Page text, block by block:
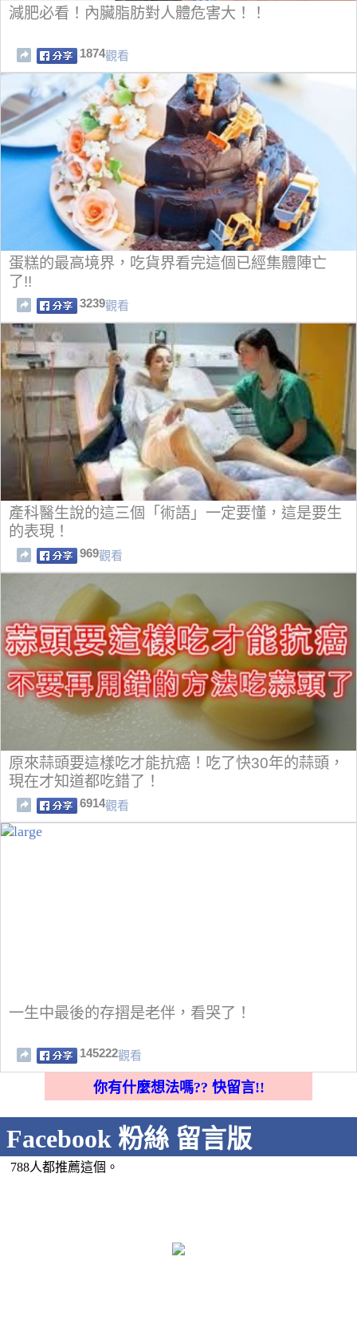
減肥必看！內臟脂肪對人體危害大！！
1874觀看
蛋糕的最高境界，吃貨界看完這個已經集體陣亡
了!!
3239觀看
產科醫生說的這三個「術語」一定要懂，這是要生
的表現！
969觀看
原來蒜頭要這樣吃才能抗癌！吃了快30年的蒜頭，
現在才知道都吃錯了！
6914觀看
一生中最後的存摺是老伴，看哭了！
145222觀看
你有什麼想法嗎?? 快留言!!
Facebook 粉絲 留言版
788人都推薦這個。